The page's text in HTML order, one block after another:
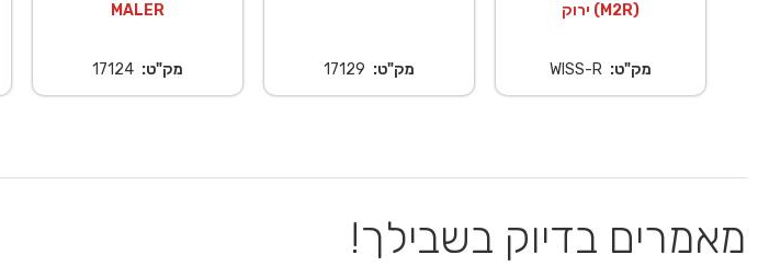
ירוק (M2R)
מק"ט: WISS-R מק"ט: 17129
MALER
מק"ט: 17124
מאמרים בדיוק בשבילך!